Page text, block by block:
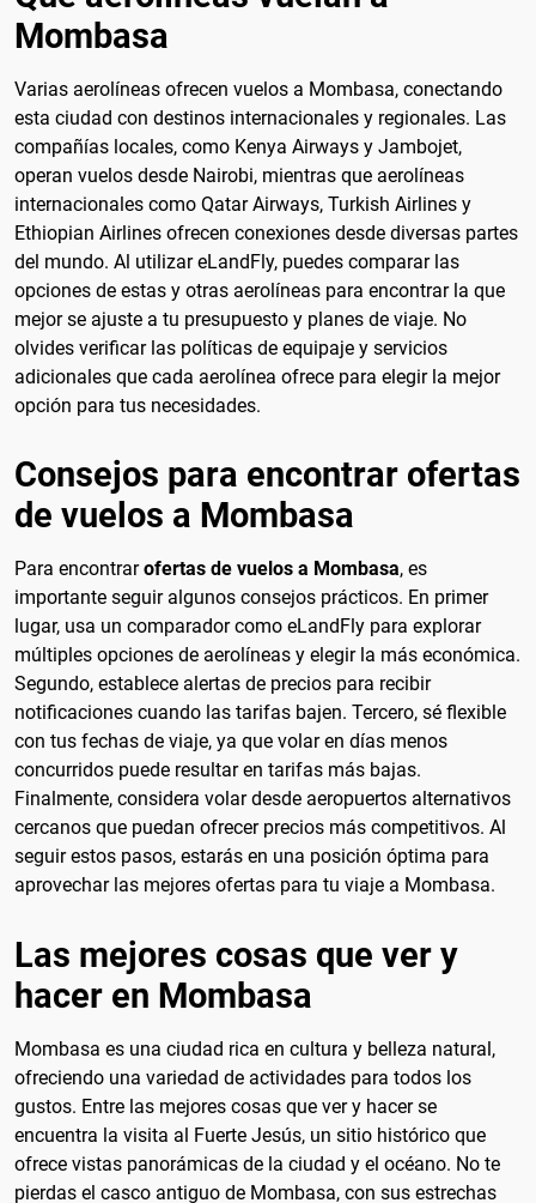
Mombasa
Varias aerolíneas ofrecen vuelos a Mombasa, conectando
esta ciudad con destinos internacionales y regionales. Las
compañías locales, como Kenya Airways y Jambojet,
operan vuelos desde Nairobi, mientras que aerolíneas
internacionales como Qatar Airways, Turkish Airlines y
Ethiopian Airlines ofrecen conexiones desde diversas partes
del mundo. Al utilizar eLandFly, puedes comparar las
opciones de estas y otras aerolíneas para encontrar la que
mejor se ajuste a tu presupuesto y planes de viaje. No
olvides verificar las políticas de equipaje y servicios
adicionales que cada aerolínea ofrece para elegir la mejor
opción para tus necesidades.
Consejos para encontrar ofertas
de vuelos a Mombasa
Para encontrarofertas de vuelos a Mombasa, es
importante seguir algunos consejos prácticos. En primer
lugar, usa un comparador como eLandFly para explorar
múltiples opciones de aerolíneas y elegir la más económica.
Segundo, establece alertas de precios para recibir
notificaciones cuando las tarifas bajen. Tercero, sé flexible
con tus fechas de viaje, ya que volar en días menos
concurridos puede resultar en tarifas más bajas.
Finalmente, considera volar desde aeropuertos alternativos
cercanos que puedan ofrecer precios más competitivos. Al
seguir estos pasos, estarás en una posición óptima para
aprovechar las mejores ofertas para tu viaje a Mombasa.
Las mejores cosas que ver y
hacer en Mombasa
Mombasa es una ciudad rica en cultura y belleza natural,
ofreciendo una variedad de actividades para todos los
gustos. Entre las mejores cosas que ver y hacer se
encuentra la visita al Fuerte Jesús, un sitio histórico que
ofrece vistas panorámicas de la ciudad y el océano. No te
pierdas el casco antiguo de Mombasa, con sus estrechas